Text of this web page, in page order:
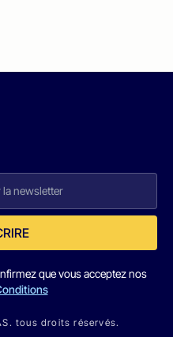
que vous acceptez nos
tous droits réservés.